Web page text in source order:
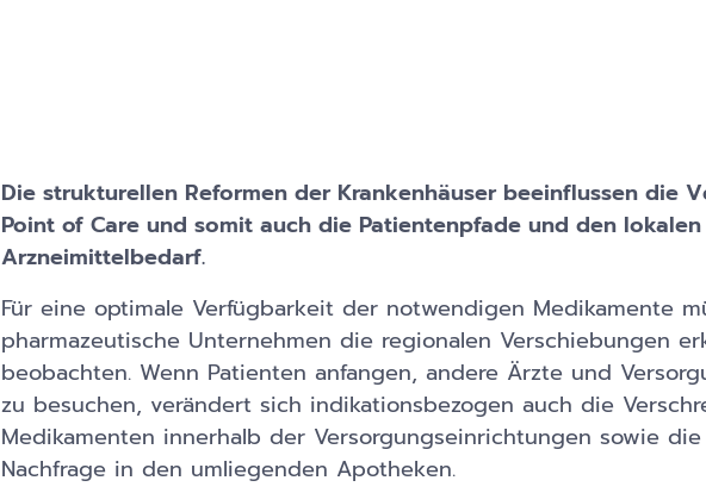
Die strukturellen Reformen der Krankenhäuser beeinflussen die
Point of Care und somit auch die Patientenpfade und den lokalen
Arzneimittelbedarf.
Für eine optimale Verfügbarkeit der notwendigen Medikamente
pharmazeutische Unternehmen die regionalen Verschiebungen
beobachten. Wenn Patienten anfangen, andere Ärzte und
zu besuchen, verändert sich indikationsbezogen auch die
Medikamenten innerhalb der Versorgungseinrichtungen sowie
Nachfrage in den umliegenden Apotheken.